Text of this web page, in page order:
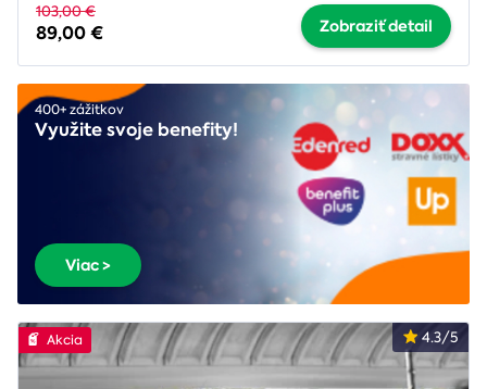
103,00 €
89,00 € Zobraziť detail
400+ zážitkov
Využite svoje benefity!
Viac >
4.3/5
Akcia